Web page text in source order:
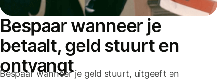
Bespaar wanneer je
betaalt, geld stuurt en
ontvangt
Bespaar wanneer je geld stuurt, uitgeeft en